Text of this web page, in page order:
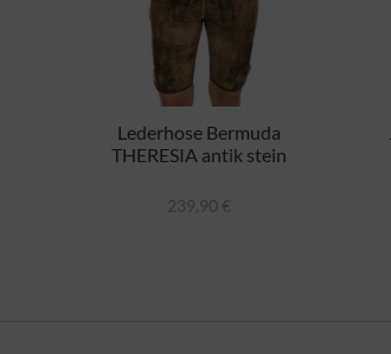
Lederhose Bermuda
THERESIA antik stein
239,90 €